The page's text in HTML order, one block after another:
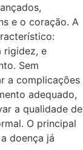
e o coração. A
rigidez, e
Sem
a complicações
adequado,
a qualidade de
O principal
doença já